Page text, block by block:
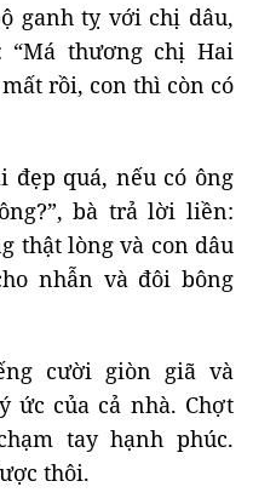
ganh tỵ với chị dâu,
thương chị Hai
rồi, con thì còn có
đẹp quá, nếu có ông
bà trả lời liền:
thật lòng và con dâu
nhẫn và đôi bông
cười giòn giã và
ức của cả nhà. Chợt
tay hạnh phúc.
thôi.